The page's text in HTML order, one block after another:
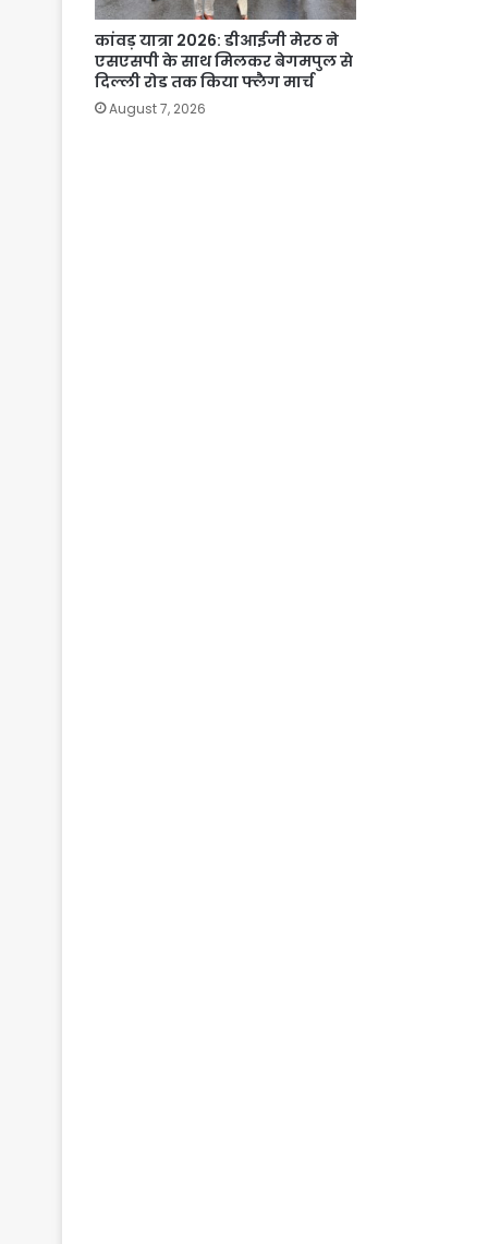
कांवड़ यात्रा 2026: डीआईजी मेरठ ने
एसएसपी के साथ मिलकर बेगमपुल से
दिल्ली रोड तक किया फ्लैग मार्च
August 7, 2026